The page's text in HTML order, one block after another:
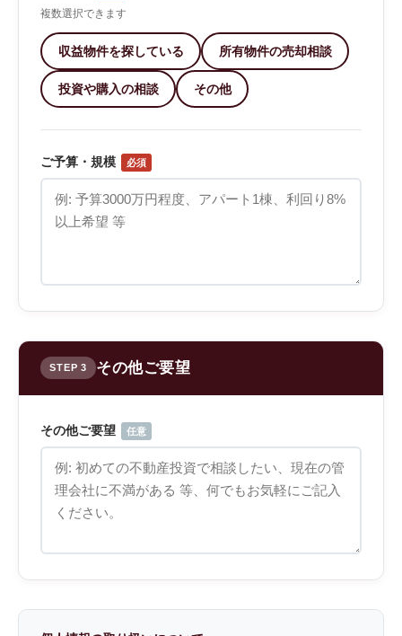
複数選択できます
収益物件を探している 所有物件の売却相談
投資や購入の相談 その他
ご予算・規模 必須
STEP 3 その他ご要望
その他ご要望 任意